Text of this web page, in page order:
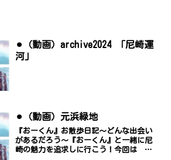
⚫︎（動画）archive2024 「尼崎運
河」
⚫︎（動画）元浜緑地
『おーくん』お散歩日記〜どんな出会い
があるだろう〜『おーくん』と一緒に尼
崎の魅力を追求しに行こう！今回は 元